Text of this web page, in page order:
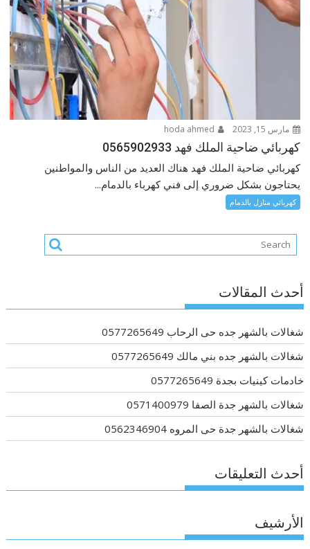
مارس 15, 2023
كهربائي ضاحية الملك فهد 0565902933
كهربائي ضاحية الملك فهد هناك العديد من الناس والمواطنين
يحتاجون بشكل ضروري إلى فني كهرباء بالدمام...
كهربائي منازل بالدمام
أحدث المقالات
شغالات بالشهر جده حى الرحاب 0577265649
شغالات بالشهر جده بني مالك 0577265649
خادمات كينيات بجدة 0577265649
شغالات بالشهر جدة الصفا 0571400979
شغالات بالشهر جدة حى المروه 0562346904
أحدث التعليقات
الأرشيف